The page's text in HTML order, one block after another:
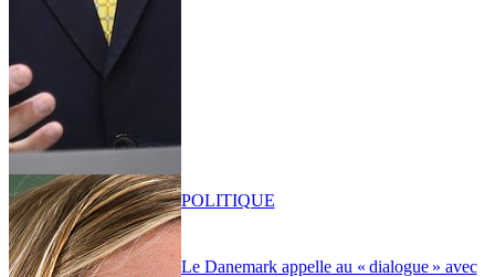
Le Danemark appelle au « dialogue » avec
POLITIQUE